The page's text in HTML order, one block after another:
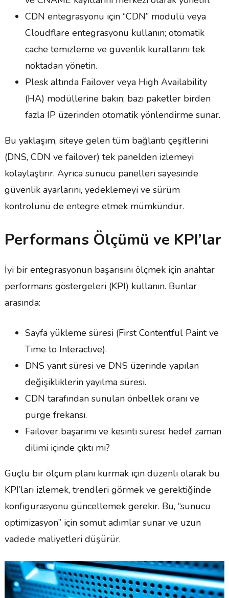
CDN entegrasyonu için “CDN” modülü veya
Cloudflare entegrasyonu kullanın; otomatik
cache temizleme ve güvenlik kurallarını tek
noktadan yönetin.
Plesk altında Failover veya High Availability
(HA) modüllerine bakın; bazı paketler birden
fazla IP üzerinden otomatik yönlendirme sunar.
Bu yaklaşım, siteye gelen tüm bağlantı çeşitlerini
(DNS, CDN ve failover) tek panelden izlemeyi
kolaylaştırır. Ayrıca sunucu panelleri sayesinde
güvenlik ayarlarını, yedeklemeyi ve sürüm
kontrolünü de entegre etmek mümkündür.
Performans Ölçümü ve KPI’lar
İyi bir entegrasyonun başarısını ölçmek için anahtar
performans göstergeleri (KPI) kullanın. Bunlar
arasında:
Sayfa yükleme süresi (First Contentful Paint ve
Time to Interactive).
DNS yanıt süresi ve DNS üzerinde yapılan
değişikliklerin yayılma süresi.
CDN tarafından sunulan önbellek oranı ve
purge frekansı.
Failover başarımı ve kesinti süresi: hedef zaman
dilimi içinde çıktı mı?
Güçlü bir ölçüm planı kurmak için düzenli olarak bu
KPI’ları izlemek, trendleri görmek ve gerektiğinde
konfigürasyonu güncellemek gerekir. Bu, “sunucu
optimizasyon” için somut adımlar sunar ve uzun
vadede maliyetleri düşürür.